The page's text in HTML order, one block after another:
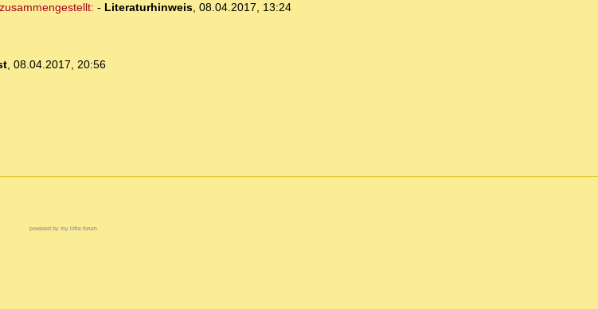
- Literaturhinweis, 08.04.2017, 13:24
, 08.04.2017, 20:56
powered by my little forum